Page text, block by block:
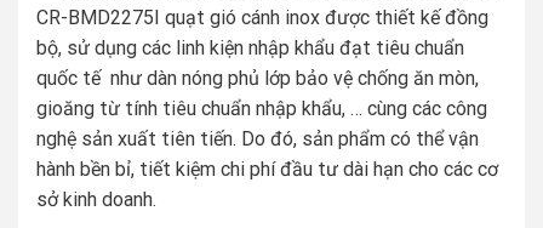
CR-BMD2275I quạt gió cánh inox được thiết kế đồng
bộ, sử dụng các linh kiện nhập khẩu đạt tiêu chuẩn
quốc tế như dàn nóng phủ lớp bảo vệ chống ăn mòn,
gioăng từ tính tiêu chuẩn nhập khẩu, … cùng các công
nghệ sản xuất tiên tiến. Do đó, sản phẩm có thể vận
hành bền bỉ, tiết kiệm chi phí đầu tư dài hạn cho các cơ
sở kinh doanh.